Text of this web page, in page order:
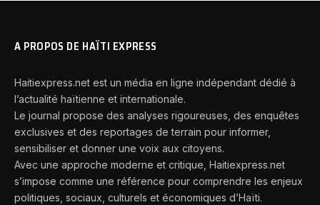
A PROPOS DE HAÏTI EXPRESS
Haitiexpress.net est un média en ligne indépendant dédié à
l’actualité haïtienne et internationale.
Le journal propose des analyses rigoureuses, des enquêtes
exclusives et des reportages de terrain pour informer,
sensibiliser et donner une voix aux citoyens.
Avec une approche moderne et critique, Haitiexpress.net
s’impose comme une référence pour comprendre les enjeux
politiques, sociaux, culturels et économiques d’Haïti.